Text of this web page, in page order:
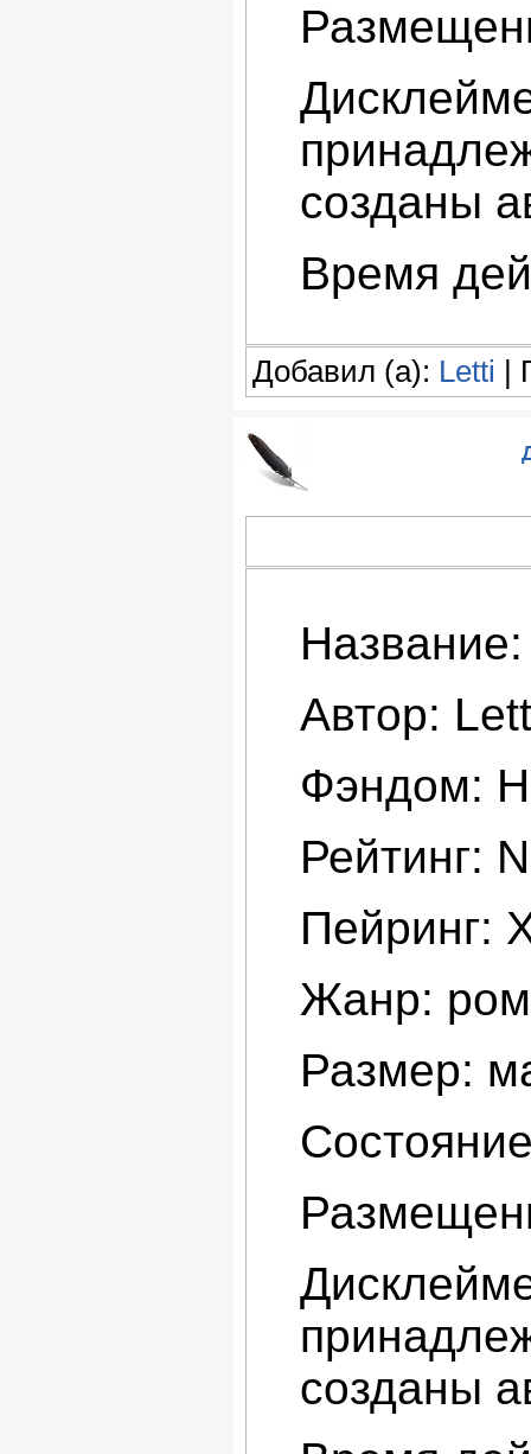
созданы
Время
Добавил (а): Letti |
Автор:
Фэндом:
Рейтинг:
Пейринг:
Жанр:
Размер:
созданы